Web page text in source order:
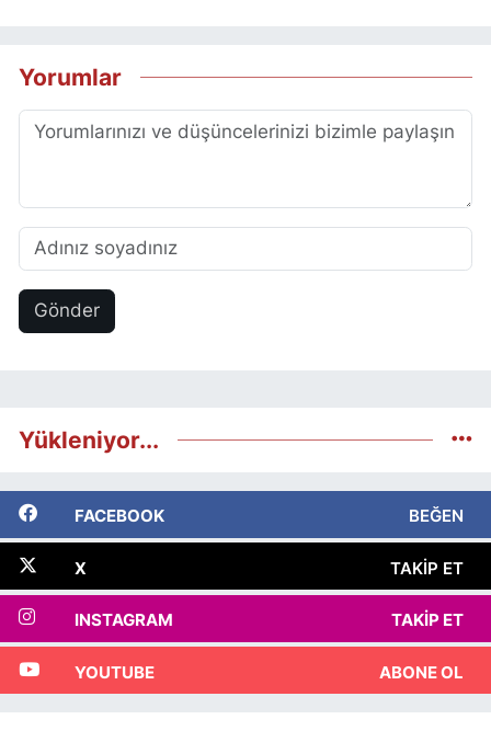
Yorumlar
Gönder
Yükleniyor...
FACEBOOK BEĞEN
X TAKIP ET
INSTAGRAM TAKIP ET
YOUTUBE ABONE OL